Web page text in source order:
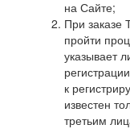
на Сайте;
При заказе
пройти
указывает
к
известен
третьим